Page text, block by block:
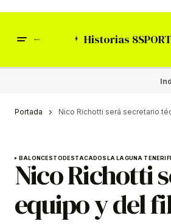
Historias
Portada Nico Richotti será secretario
BALONCESTODESTACADOSLA LAGUNA
Nico Richotti
equipo y del